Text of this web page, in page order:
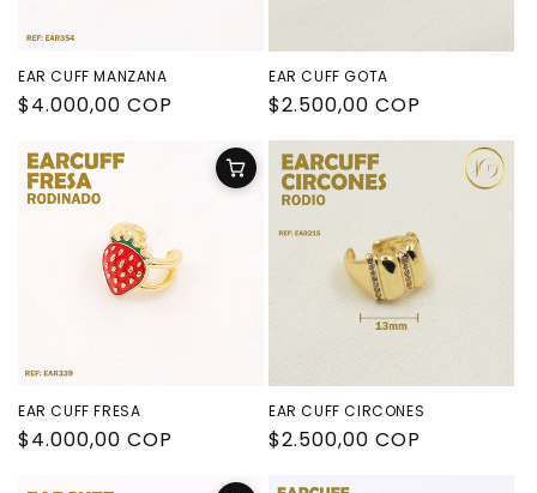
EAR CUFF MANZANA
Precio
$4.000,00 COP
EAR CUFF GOTA
Precio
habitual
$2.500,00 COP
EAR CUFF FRESA
Precio
$4.000,00 COP
EAR CUFF CIRCONES
Precio
$2.500,00 COP